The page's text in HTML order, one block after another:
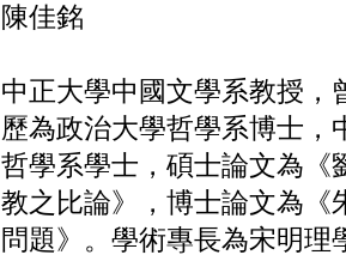
陳佳銘
中正大學中國文學系教授，
歷為政治大學哲學系博士
哲學系學士，碩士論文為《
教之比論》，博士論文為《
問題》。學術專長為宋明